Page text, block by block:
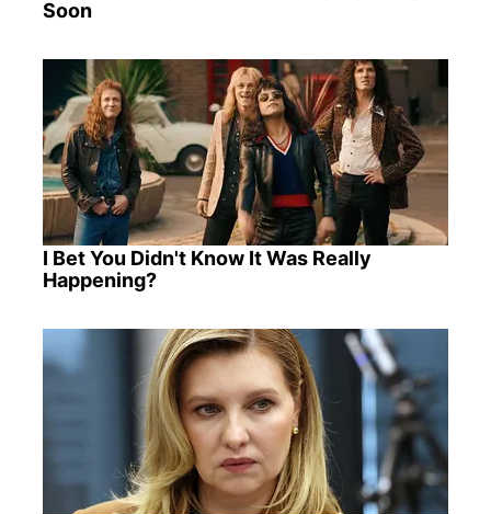
Soon
I Bet You Didn't Know It Was Really
Happening?